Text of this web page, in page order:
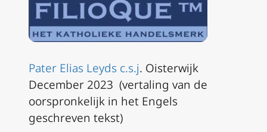
Pater Elias Leyds c.s.j. Oisterwijk
December 2023 (vertaling van de
oorspronkelijk in het Engels
geschreven tekst)